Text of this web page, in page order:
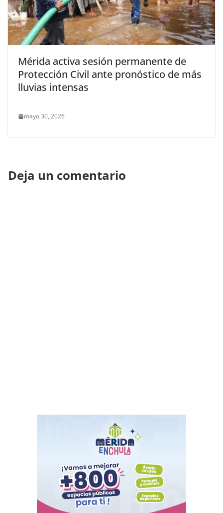
Mérida activa sesión permanente de
Protección Civil ante pronóstico de más
lluvias intensas
mayo 30, 2026
Deja un comentario